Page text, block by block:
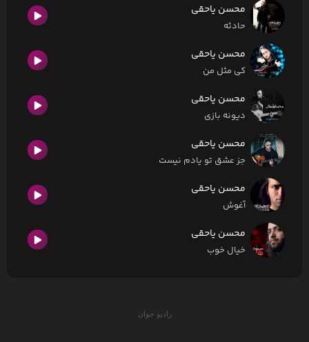
محسن یاحقی
حادثه
محسن یاحقی
کی مثل من
محسن یاحقی
دیونه بازی
محسن یاحقی
جز عشق تو یادم نیست
محسن یاحقی
آغوش
محسن یاحقی
خیال خوب
رادیو جوان